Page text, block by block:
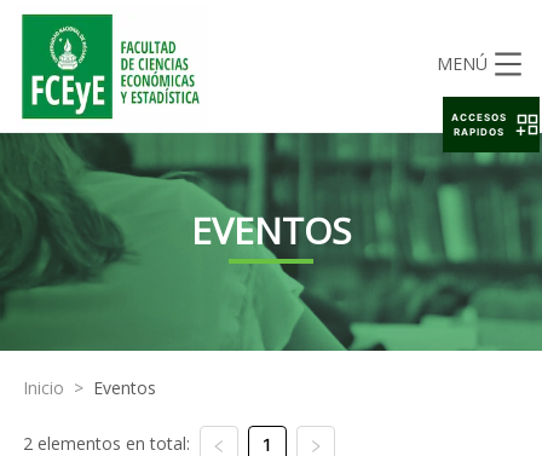
MENÚ
EVENTOS
Inicio > Eventos
2 elementos en total: 1
ACCESOS
RAPIDOS